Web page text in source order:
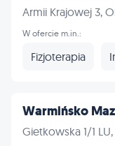
Armii Krajowej 3,
W ofercie m.in.:
Fizjoterapia
Warmińsko
Gietkowska 1/1